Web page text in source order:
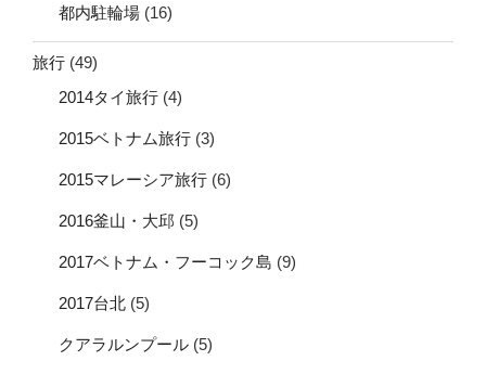
都内駐輪場 (16)
旅行 (49)
2014タイ旅行 (4)
2015ベトナム旅行 (3)
2015マレーシア旅行 (6)
2016釜山・大邱 (5)
2017ベトナム・フーコック島 (9)
2017台北 (5)
クアラルンプール (5)